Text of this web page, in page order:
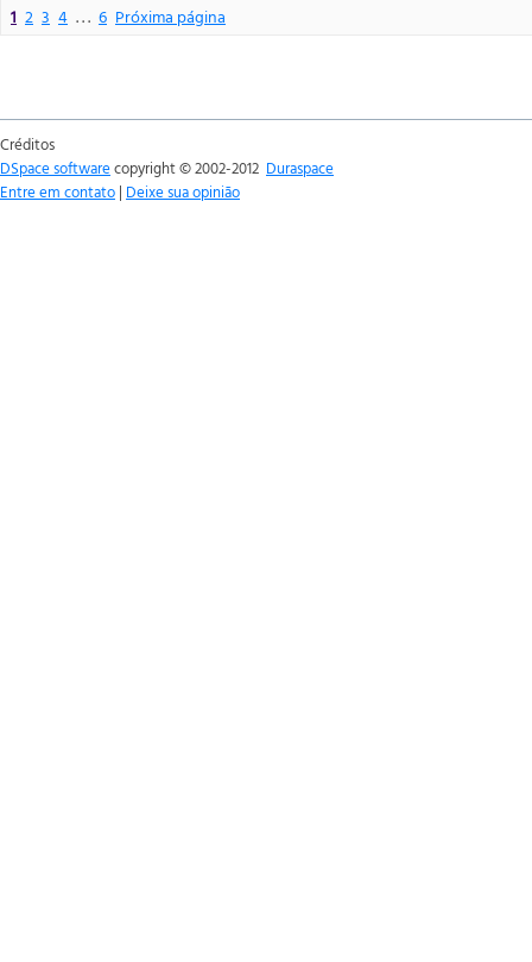
1 2 3 4 . . . 6 Próxima página
Créditos
DSpace softwarecopyright © 2002-2012 Duraspace
Entre em contato | Deixe sua opinião